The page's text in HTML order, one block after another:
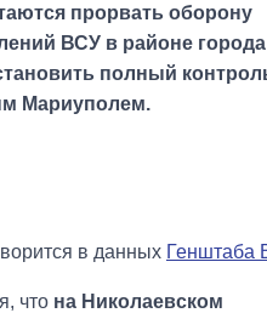
прорвать оборону
ВСУ в районе города
полный
Мариуполем.
в данных Генштаба
что на Николаевском